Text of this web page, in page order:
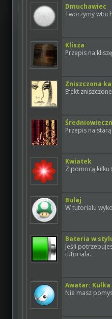
Dmuchawiec
Tworzymy
Klisza
Przepis na
Zniszczona
Efekt
Przepis na
Kwiatek
Z pomocą kilku
Bulaj
W tutorialu
Bateria w
Jeśli
tutoriala.
Awatar: Kulka
Nie masz